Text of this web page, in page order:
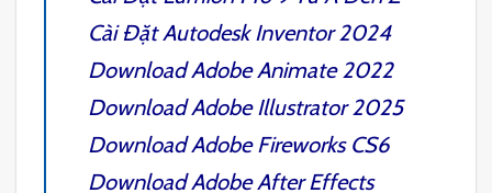
Cài ĐặtAutodesk Inventor 2024
DownloadAdobe Animate 2022
DownloadAdobe Illustrator 2025
DownloadAdobe Fireworks CS6
DownloadAdobe After Effects